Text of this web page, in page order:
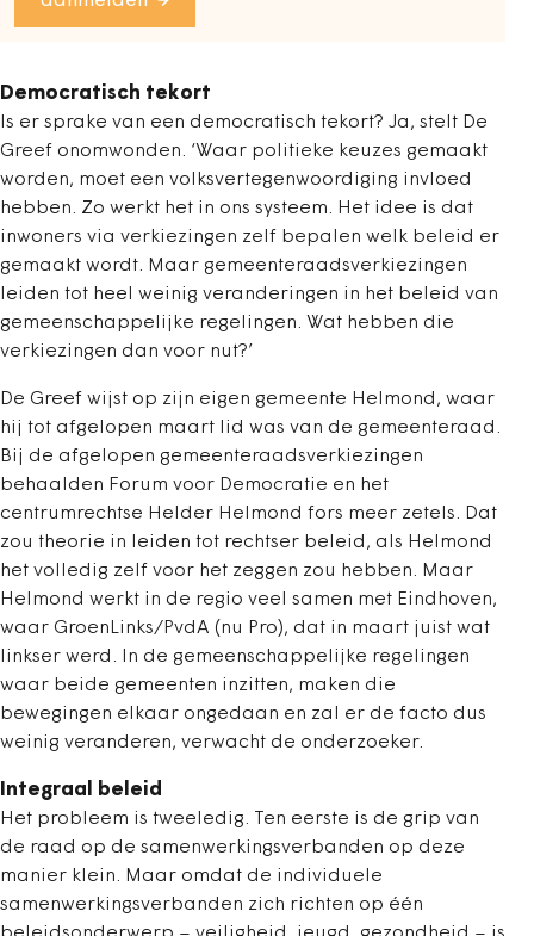
Democratisch tekort
Is er sprake van een democratisch tekort? Ja, stelt De
Greef onomwonden. ‘Waar politieke keuzes gemaakt
worden, moet een volksvertegenwoordiging invloed
hebben. Zo werkt het in ons systeem. Het idee is dat
inwoners via verkiezingen zelf bepalen welk beleid er
gemaakt wordt. Maar gemeenteraadsverkiezingen
leiden tot heel weinig veranderingen in het beleid van
gemeenschappelijke regelingen. Wat hebben die
verkiezingen dan voor nut?’
De Greef wijst op zijn eigen gemeente Helmond, waar
hij tot afgelopen maart lid was van de gemeenteraad.
Bij de afgelopen gemeenteraadsverkiezingen
behaalden Forum voor Democratie en het
centrumrechtse Helder Helmond fors meer zetels. Dat
zou theorie in leiden tot rechtser beleid, als Helmond
het volledig zelf voor het zeggen zou hebben. Maar
Helmond werkt in de regio veel samen met Eindhoven,
waar GroenLinks/PvdA (nu Pro), dat in maart juist wat
linkser werd. In de gemeenschappelijke regelingen
waar beide gemeenten inzitten, maken die
bewegingen elkaar ongedaan en zal er de facto dus
weinig veranderen, verwacht de onderzoeker.
Integraal beleid
Het probleem is tweeledig. Ten eerste is de grip van
de raad op de samenwerkingsverbanden op deze
manier klein. Maar omdat de individuele
samenwerkingsverbanden zich richten op één